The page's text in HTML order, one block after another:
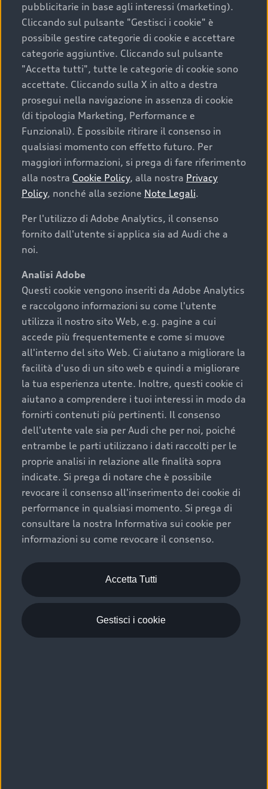
Scegliere un’auto usata è una decisione che coniuga
convenienza, affidabilità e sostenibilità. Per fare un
acquisto sicuro, è essenziale considerare aspetti
determinanti come la garanzia inclusa e l’affidabilità del
marchio. Audi offre l’auto usata perfetta tramite Audi
Prima Scelta :plus
Cosa sapere prima di
acquistare la tua prossima
auto
I requisiti fondamentali da considerare prima di
acquistare un’auto usata, oltre al prezzo e all'aspetto,
chilometraggio: un valore contenuto corrisponde a
uno stato migliore del veicolo e a una maggiore
durata nel tempo;
cronologia dei tagliandi: una documentazione
completa della vettura certifica una manutenzione
costante e accurata;
condizioni della carrozzeria e degli interni: una
buona conservazione evidenzia cura e attenzione del
precedente proprietario;
efficienza meccanica: motore, trasmissione e
componenti principali in ottimo stato garantiscono
prestazioni affidabili e sicure.
Acquistare un’auto usata in una Concessionaria ufficiale
Audi che offre l’usato garantito tramite Audi Prima
Scelta :plus, significa affidarsi ad un prodotto che viene
sottoposto a 110 controlli approfonditi e coperto da
garanzia fino a 4 anni per una maggiore tutela del tuo
acquisto.
pubblicitarie in base agli interessi (marketing).
Cliccando sul pulsante "Gestisci i cookie" è
possibile gestire categorie di cookie e accettare
categorie aggiuntive. Cliccando sul pulsante
"Accetta tutti", tutte le categorie di cookie sono
accettate. Cliccando sulla X in alto a destra
prosegui nella navigazione in assenza di cookie
(di tipologia Marketing, Performance e
Funzionali). È possibile ritirare il consenso in
qualsiasi momento con effetto futuro. Per
maggiori informazioni, si prega di fare riferimento
alla nostra Cookie Policy, alla nostra Privacy
Policy, nonché alla sezione Note Legali.
Per l'utilizzo di Adobe Analytics, il consenso
fornito dall'utente si applica sia ad Audi che a
noi.
Analisi Adobe
Questi cookie vengono inseriti da Adobe Analytics
e raccolgono informazioni su come l'utente
utilizza il nostro sito Web, e.g. pagine a cui
accede più frequentemente e come si muove
all'interno del sito Web. Ci aiutano a migliorare la
facilità d'uso di un sito web e quindi a migliorare
la tua esperienza utente. Inoltre, questi cookie ci
aiutano a comprendere i tuoi interessi in modo da
fornirti contenuti più pertinenti. Il consenso
dell'utente vale sia per Audi che per noi, poiché
entrambe le parti utilizzano i dati raccolti per le
proprie analisi in relazione alle finalità sopra
indicate. Si prega di notare che è possibile
revocare il consenso all'inserimento dei cookie di
performance in qualsiasi momento. Si prega di
consultare la nostra Informativa sui cookie per
informazioni su come revocare il consenso.
Accetta Tutti
Gestisci i cookie